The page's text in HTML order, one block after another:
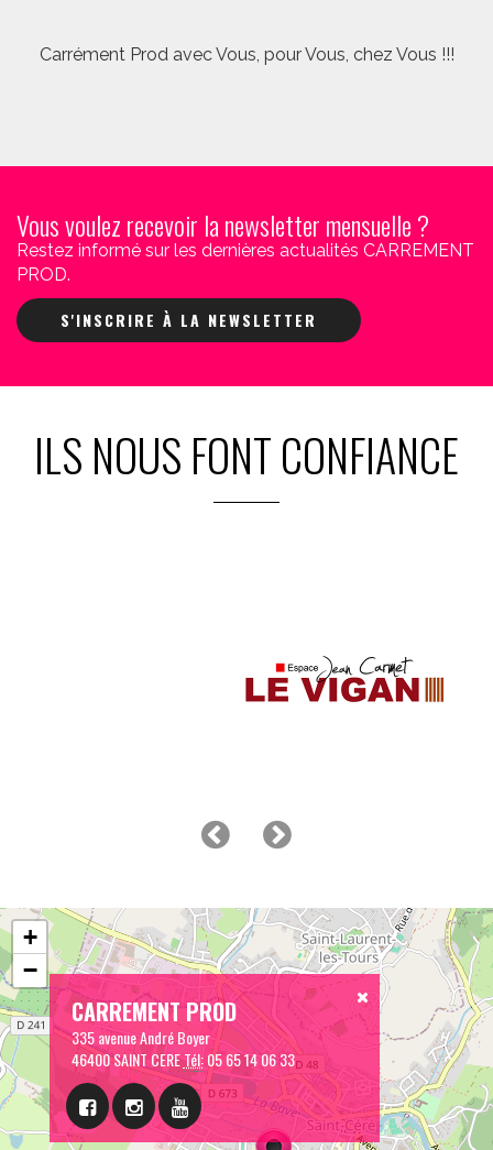
Carrément Prod avec Vous, pour Vous, chez Vous !!!
Vous voulez recevoir la newsletter mensuelle ?
Restez informé sur les dernières actualités CARREMENT
PROD.
S'INSCRIRE À LA NEWSLETTER
ILS NOUS FONT CONFIANCE
CARREMENT PROD
335 avenue André Boyer
46400 SAINT CERETél:05 65 14 06 33
+
−